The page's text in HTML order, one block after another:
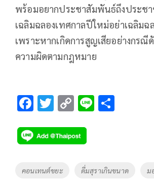
พร้อมอยากประชาสัมพันธ์ถึงประช
เฉลิมฉลองเทศกาลปีใหม่อย่าเฉลิม
เพราะหากเกิดการสูญเสียอย่างกรณี
ความผิดตามกฎหมาย
F
e
b
o
T
tt
er
C
p
y
Li
Li
Tags
คอนเทนต์ขยะ ดื่มสุราเกินขนาด ม